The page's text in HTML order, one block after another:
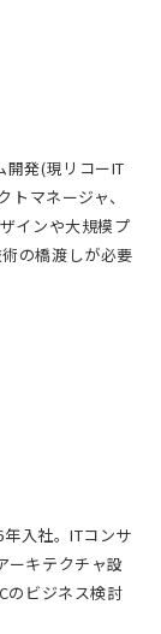
開発(現リコーIT
マネージャ、
インや大規模プ
の橋渡しが必要
入社。ITコンサ
ーキテクチャ設
のビジネス検討